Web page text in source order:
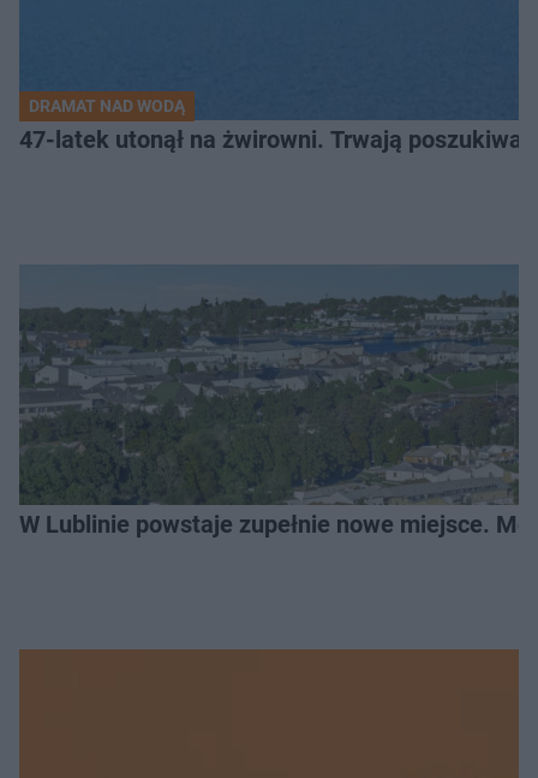
DRAMAT NAD WODĄ
47-latek utonął na żwirowni. Trwają
W Lublinie powstaje zupełnie nowe miejsce.